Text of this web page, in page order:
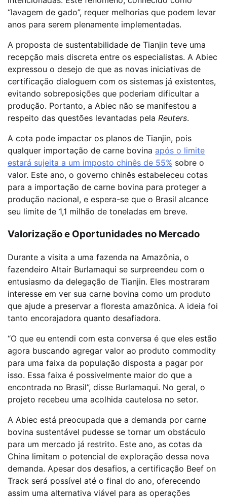
“lavagem de gado”, requer melhorias que podem levar
anos para serem plenamente implementadas.
A proposta de sustentabilidade de Tianjin teve uma
recepção mais discreta entre os especialistas. A Abiec
expressou o desejo de que as novas iniciativas de
certificação dialoguem com os sistemas já existentes,
evitando sobreposições que poderiam dificultar a
produção. Portanto, a Abiec não se manifestou a
respeito das questões levantadas pela Reuters.
A cota pode impactar os planos de Tianjin, pois
qualquer importação de carne bovina após o limite
estará sujeita a um imposto chinês de 55% sobre o
valor. Este ano, o governo chinês estabeleceu cotas
para a importação de carne bovina para proteger a
produção nacional, e espera-se que o Brasil alcance
seu limite de 1,1 milhão de toneladas em breve.
Valorização e Oportunidades no Mercado
Durante a visita a uma fazenda na Amazônia, o
fazendeiro Altair Burlamaqui se surpreendeu com o
entusiasmo da delegação de Tianjin. Eles mostraram
interesse em ver sua carne bovina como um produto
que ajude a preservar a floresta amazônica. A ideia foi
tanto encorajadora quanto desafiadora.
“O que eu entendi com esta conversa é que eles estão
agora buscando agregar valor ao produto commodity
para uma faixa da população disposta a pagar por
isso. Essa faixa é possivelmente maior do que a
encontrada no Brasil”, disse Burlamaqui. No geral, o
projeto recebeu uma acolhida cautelosa no setor.
A Abiec está preocupada que a demanda por carne
bovina sustentável pudesse se tornar um obstáculo
para um mercado já restrito. Este ano, as cotas da
China limitam o potencial de exploração dessa nova
demanda. Apesar dos desafios, a certificação Beef on
Track será possível até o final do ano, oferecendo
assim uma alternativa viável para as operações